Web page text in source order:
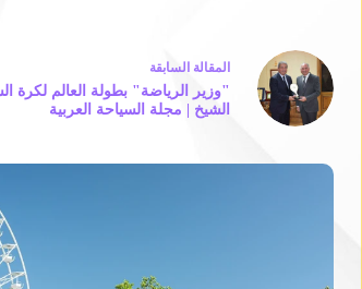
المقالة السابقة
"وزير الرياضة" بطولة العالم لكرة
الشيخ | مجلة السياحة العربية